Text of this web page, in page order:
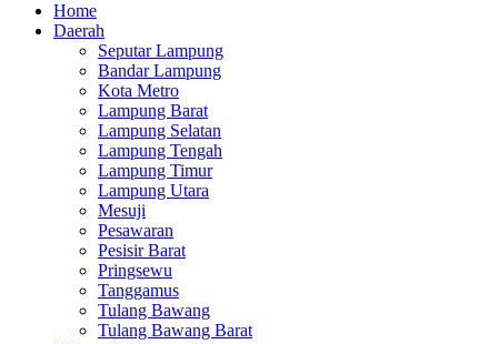
Home
Daerah
Seputar Lampung
Bandar Lampung
Kota Metro
Lampung Barat
Lampung Selatan
Lampung Tengah
Lampung Timur
Lampung Utara
Mesuji
Pesawaran
Pesisir Barat
Pringsewu
Tanggamus
Tulang Bawang
Tulang Bawang Barat